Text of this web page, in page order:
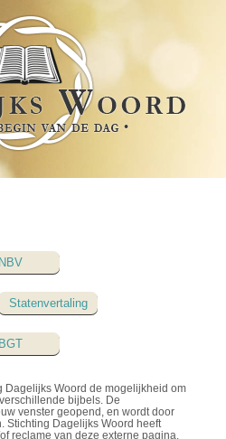
NBV
Statenvertaling
BGT
Dagelijks Woord de mogelijkheid om
bijbels. De
venster geopend, en wordt door
Stichting Dagelijks Woord heeft
reclame van deze externe pagina.